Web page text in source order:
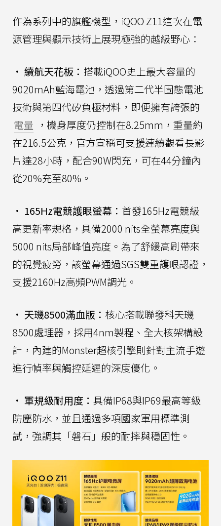
作為系列中的旗艦機型，iQOO Z11這次在電
源管理與顯示技術上展現極強的越級野心：
• 續航天花板： 搭載iQOO史上最大容量的
9020mAh藍海電池，透過第二代半固態電池
技術與第四代矽負極材料，即便擁有誇張的
電量 ，機身厚度仍控制在8.25mm，重量約
在216.5公克，官方宣稱可支援連續觀看長影
片達28小時，配合90W閃充，可在44分鐘內
從20%充至80%。
• 165Hz電競護眼螢幕： 首發165Hz電競級
高更新率規格，具備2000 nits全螢幕亮度與
5000 nits局部峰值亮度。為了舒緩高刷帶來
的視覺疲勞，該螢幕通過SGS雙重護眼認證，
支援2160Hz高頻PWM調光。
• 天璣8500滿血版： 核心搭載聯發科天璣
8500處理器，採用4nm製程、全大核架構設
計，內建的Monster超核引擎則針對主流手遊
進行幀率與觸控延遲的深度優化。
• 軍規級耐用度： 具備IP68與IP69最高等級
防塵防水，並且通過多項國家軍用標準測
試，強調其「磐石」般的耐摔與穩固性。